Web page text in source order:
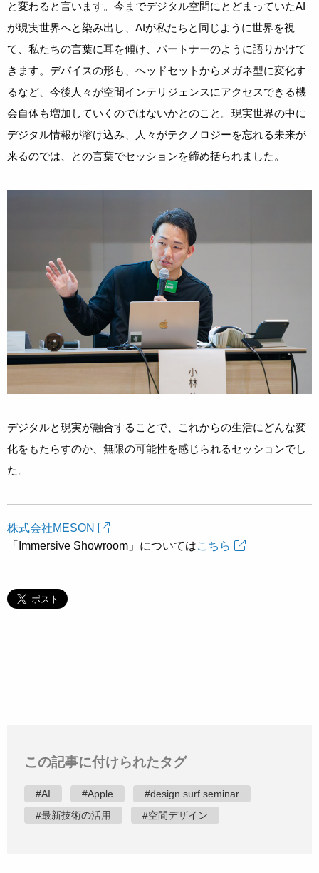
と変わると言います。今までデジタル空間にとどまっていたAI
が現実世界へと染み出し、AIが私たちと同じように世界を視
て、私たちの言葉に耳を傾け、パートナーのように語りかけて
きます。デバイスの形も、ヘッドセットからメガネ型に変化す
るなど、今後人々が空間インテリジェンスにアクセスできる機
会自体も増加していくのではないかとのこと。現実世界の中に
デジタル情報が溶け込み、人々がテクノロジーを忘れる未来が
来るのでは、との言葉でセッションを締め括られました。
デジタルと現実が融合することで、これからの生活にどんな変
化をもたらすのか、無限の可能性を感じられるセッションでし
た。
株式会社MESON
「Immersive Showroom」についてはこちら
この記事に付けられたタグ
#AI #Apple
#design surf seminar
#最新技術の活用
#空間デザイン